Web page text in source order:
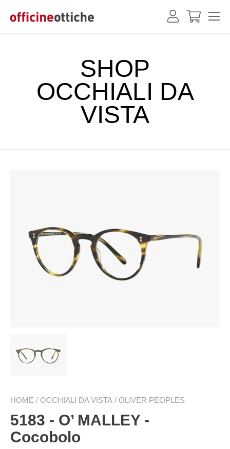
SHOP
OCCHIALI DA
VISTA
HOME OCCHIALI DA VISTA OLIVER PEOPLES
5183 - O’ MALLEY -
Cocobolo